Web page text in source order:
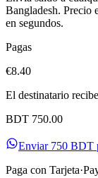
Bangladesh. Precio
en segundos.
Pagas
€8.40
El destinatario recibe
BDT 750.00
Enviar 750 BDT
Paga con Tarjeta·